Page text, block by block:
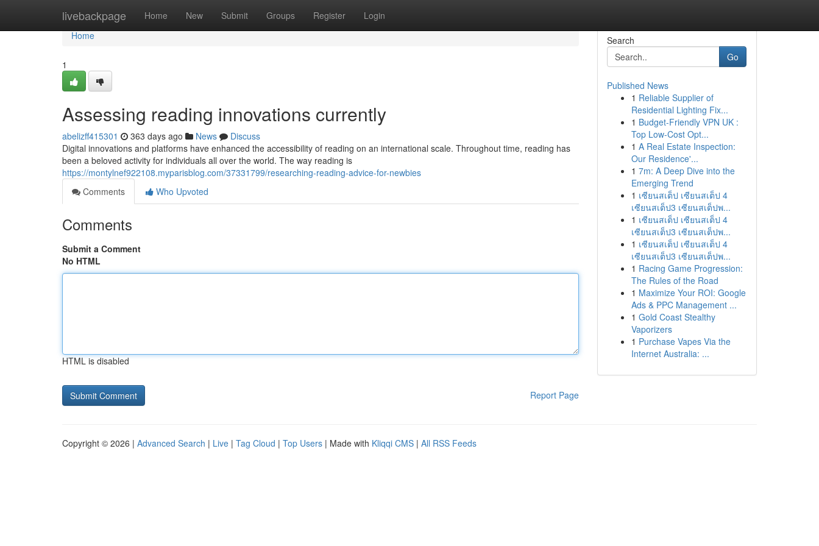
livebackpage Home New Submit Groups Register Login
Home
Home
1
Assessing reading innovations currently
abelizff415301 363 days ago News
Discuss
Digital innovations and platforms have enhanced the accessibility of reading on an international scale. Throughout time, reading has
been a beloved activity for individuals all over the world. The way reading is
https://montylnef922108.myparisblog.com/37331799/researching-reading-advice-for-newbies
Comments
Who Upvoted
Comments
Submit a Comment
No HTML
HTML is disabled
Report Page
Search
Go
Published News
1 Reliable Supplier of
Residential Lighting Fix...
1 Budget-Friendly VPN UK :
Top Low-Cost Opt...
1 A Real Estate Inspection:
Our Residence'...
1 7m: A Deep Dive into the
Emerging Trend
1 เซียนสเต็ป เซียนสเต็ป 4
เซียนสเต็ป3 เซียนสเต็ปพ...
1 เซียนสเต็ป เซียนสเต็ป 4
เซียนสเต็ป3 เซียนสเต็ปพ...
1 เซียนสเต็ป เซียนสเต็ป 4
เซียนสเต็ป3 เซียนสเต็ปพ...
1 Racing Game Progression:
The Rules of the Road
1 Maximize Your ROI: Google
Ads & PPC Management ...
1 Gold Coast Stealthy
Vaporizers
1 Purchase Vapes Via the
Internet Australia: ...
Copyright © 2026 | Advanced Search | Live | Tag Cloud | Top Users | Made with Kliqqi CMS | All RSS Feeds